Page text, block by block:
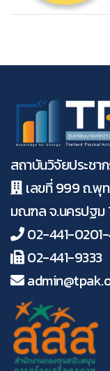
สถาบันวิจัยประชา
เลขที่ 999 ถ.พุ
มณฑล จ.นครปฐม
02-441-0201-
02-441-9333